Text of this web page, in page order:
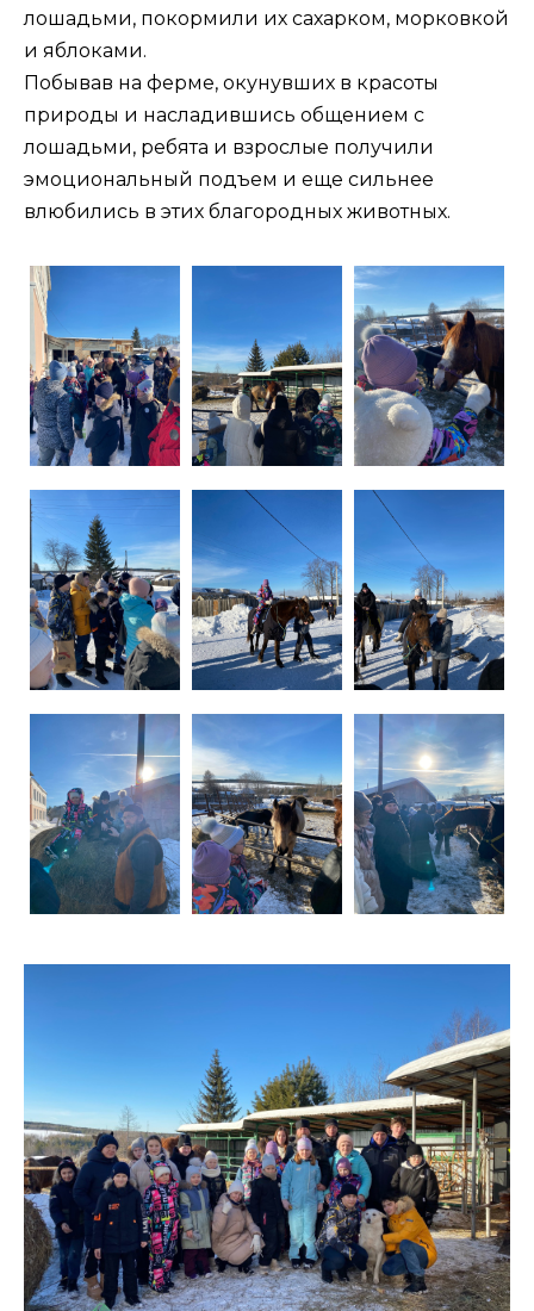
лошадьми, покормили их сахарком, морковкой
и яблоками.
Побывав на ферме, окунувших в красоты
природы и насладившись общением с
лошадьми, ребята и взрослые получили
эмоциональный подъем и еще сильнее
влюбились в этих благородных животных.